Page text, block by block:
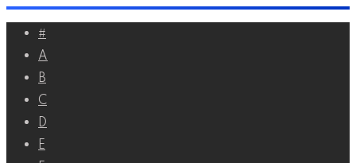
Перейти
контенту
#
A
B
C
D
E